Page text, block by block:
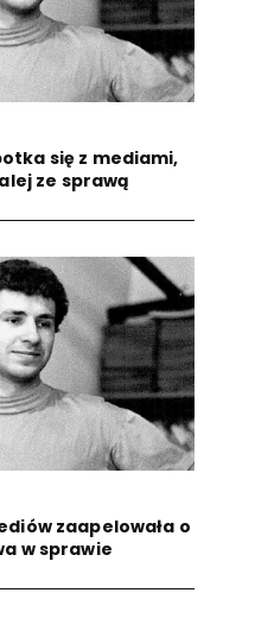
się z mediami,
ze sprawą
zaapelowała o
w sprawie